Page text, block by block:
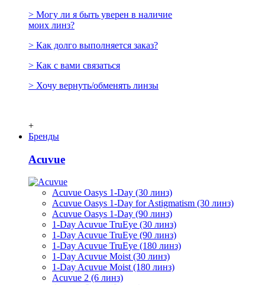
> Могу ли я быть уверен в наличие
моих линз?
> Как долго выполняется заказ?
> Как с вами связаться
> Хочу вернуть/обменять линзы
+
Бренды
Acuvue
Acuvue Oasys 1-Day (30 линз)
Acuvue Oasys 1-Day for Astigmatism (30 линз)
Acuvue Oasys 1-Day (90 линз)
1-Day Acuvue TruEye (30 линз)
1-Day Acuvue TruEye (90 линз)
1-Day Acuvue TruEye (180 линз)
1-Day Acuvue Moist (30 линз)
1-Day Acuvue Moist (180 линз)
Acuvue 2 (6 линз)